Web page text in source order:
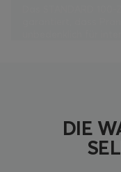
Das STANDARD
DIE